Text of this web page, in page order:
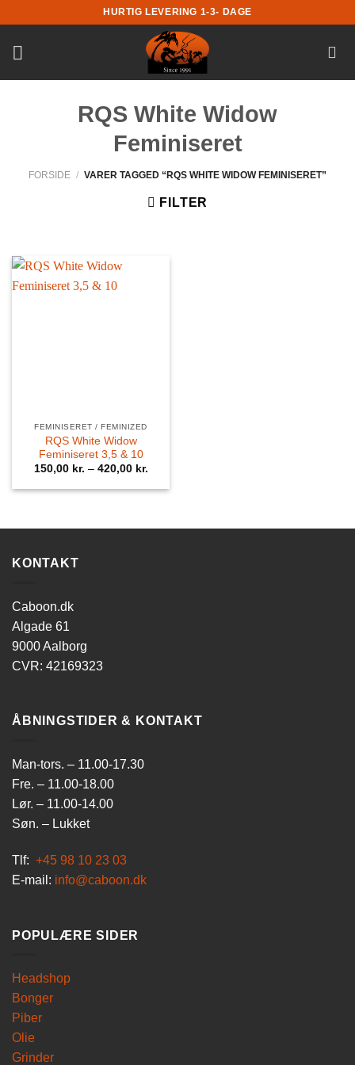
til
indhold
HURTIG LEVERING 1-3- DAGE
RQS White Widow
Feminiseret
FORSIDE / VARER TAGGED “RQS WHITE WIDOW FEMINISERET”
FILTER
FEMINISERET / FEMINIZED
RQS White Widow
Feminiseret 3,5 & 10
150,00 kr. – 420,00 kr.
KONTAKT
Caboon.dk
Algade 61
9000 Aalborg
CVR: 42169323
ÅBNINGSTIDER & KONTAKT
Man-tors. – 11.00-17.30
Fre. – 11.00-18.00
Lør. – 11.00-14.00
Søn. – Lukket
Tlf: +45 98 10 23 03
E-mail: info@caboon.dk
POPULÆRE SIDER
Headshop
Bonger
Piber
Olie
Grinder